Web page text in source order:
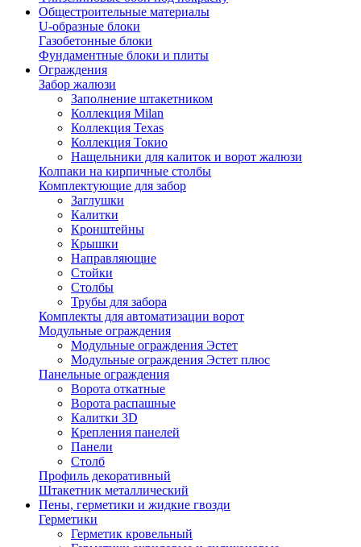
Общестроительные материалы
U-образные блоки
Газобетонные блоки
Фундаментные блоки и плиты
Ограждения
Забор жалюзи
Заполнение штакетником
Коллекция Milan
Коллекция Texas
Коллекция Токио
Нащельники для калиток и ворот жалюзи
Колпаки на кирпичные столбы
Комплектующие для забор
Заглушки
Калитки
Кронштейны
Крышки
Направляющие
Стойки
Столбы
Трубы для забора
Комплекты для автоматизации ворот
Модульные ограждения
Модульные ограждения Эстет
Модульные ограждения Эстет плюс
Панельные ограждения
Ворота откатные
Ворота распашные
Калитки 3D
Крепления панелей
Панели
Столб
Профиль декоративный
Штакетник металлический
Пены, герметики и жидкие гвозди
Герметики
Герметик кровельный